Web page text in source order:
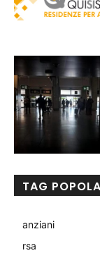
TAG
anziani
rsa